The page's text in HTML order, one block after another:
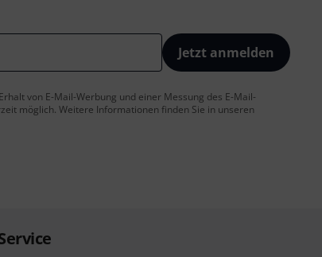
Jetzt anmelden
von E-Mail-Werbung und einer Messung des E-Mail-
möglich. Weitere Informationen finden Sie in unseren